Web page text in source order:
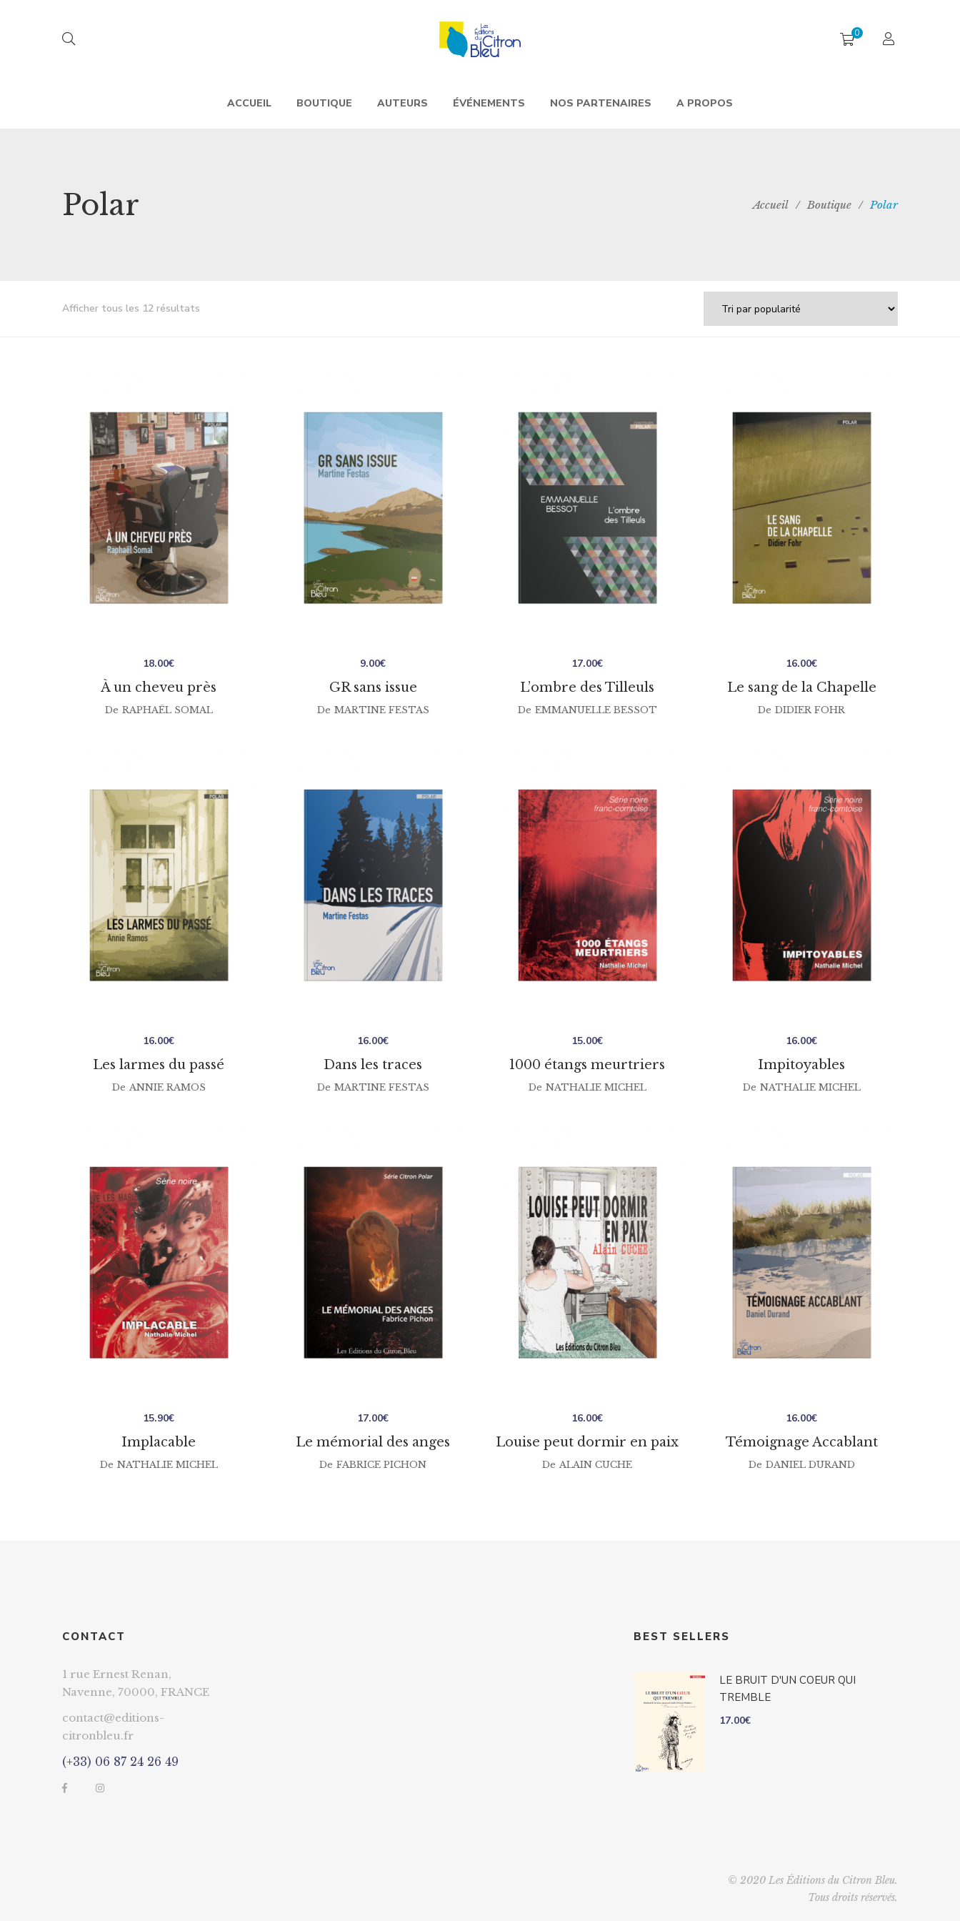
0
ACCUEIL BOUTIQUE AUTEURS ÉVÉNEMENTS NOS PARTENAIRES A PROPOS
Polar Accueil / Boutique / Polar
Afficher tous les 12 résultats
À un cheveu près
18.00€
De RAPHAËL SOMAL
GR sans issue
9.00€
De MARTINE FESTAS
L’ombre des Tilleuls
17.00€
De EMMANUELLE BESSOT
Le sang de la Chapelle
16.00€
De DIDIER FOHR
Les larmes du passé
16.00€
De ANNIE RAMOS
Dans les traces
16.00€
De MARTINE FESTAS
1000 étangs meurtriers
15.00€
De NATHALIE MICHEL
Impitoyables
16.00€
De NATHALIE MICHEL
Implacable
15.90€
De NATHALIE MICHEL
Le mémorial des anges
17.00€
De FABRICE PICHON
Louise peut dormir en paix
16.00€
De ALAIN CUCHE
Témoignage Accablant
16.00€
De DANIEL DURAND
CONTACT
1 rue Ernest Renan,
Navenne, 70000, FRANCE
contact@editions-
citronbleu.fr
(+33) 06 87 24 26 49
BEST SELLERS
LE BRUIT D'UN COEUR QUI
TREMBLE
17.00€
© 2020 Les Éditions du Citron Bleu.
Tous droits réservés.